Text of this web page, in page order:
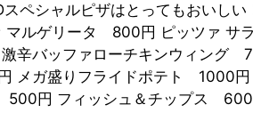
ペシャルピザはとってもおいしい
ルゲリータ 800円 ピッツァ サ
辛バッファローチキンウィング
メガ盛りフライドポテト 1000
円 フィッシュ＆チップス